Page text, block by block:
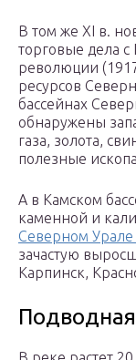
В том же XI в.
торговые дела
революции
ресурсов
бассейнах
обнаружены
газа, золота,
полезные
А в Камском
каменной и
Северном Урале
зачастую
Карпинск,